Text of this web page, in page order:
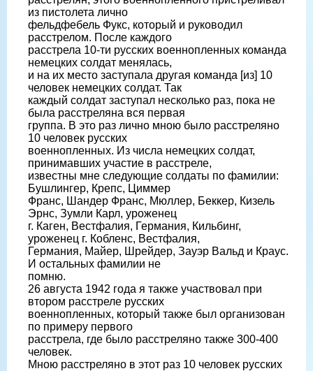
из пистолета лично
фельдфебель Фукс, который и руководил
расстрелом. После каждого
расстрела 10-ти русских военнопленных команда
немецких солдат менялась,
и на их место заступала другая команда [из] 10
человек немецких солдат. Так
каждый солдат заступал несколько раз, пока не
была расстреляна вся первая
группа. В это раз лично мною было расстреляно
10 человек русских
военнопленных. Из числа немецких солдат,
принимавших участие в расстреле,
известны мне следующие солдаты по фамилии:
Бушлингер, Крепс, Циммер
Франс, Шандер Франс, Мюллер, Беккер, Кизель
Эрнс, Зумли Карл, уроженец
г. Каген, Вестфалия, Германия, Кильбинг,
уроженец г. Кобленс, Вестфалия,
Германия, Майер, Шрейдер, Зауэр Вальд и Краус.
И остальных фамилии не
помню.
26 августа 1942 года я также участвовал при
втором расстреле русских
военнопленных, который также был организован
по примеру первого
расстрела, где было расстреляно также 300-400
человек.
Мною расстреляно в этот раз 10 человек русских